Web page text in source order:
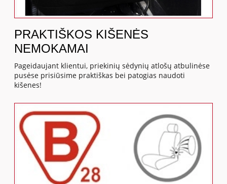
PRAKTIŠKOS KIŠENĖS
NEMOKAMAI
Pageidaujant klientui, priekinių sėdynių atlošų atbulinėse
pusėse prisiūsime praktiškas bei patogias naudoti
kišenes!